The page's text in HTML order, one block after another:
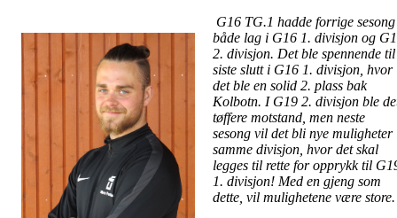
G16 TG.1 hadde forrige sesong
både lag i G16 1. divisjon og
2. divisjon. Det ble spennende til
siste slutt i G16 1. divisjon, hvor
det ble en solid 2. plass bak
Kolbotn. I G19 2. divisjon ble
tøffere motstand, men neste
sesong vil det bli nye muligheter
samme divisjon, hvor det skal
legges til rette for opprykk til
1. divisjon! Med en gjeng som
dette, vil mulighetene være store.